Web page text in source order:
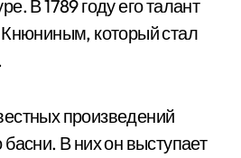
В 1789 году его талант
который стал
произведений
В них он выступает